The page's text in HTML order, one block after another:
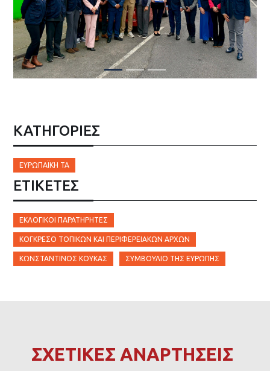
ΚΑΤΗΓΟΡΙΕΣ
ΕΥΡΩΠΑΪΚΉ ΤΑ
ΕΤΙΚΈΤΕΣ
ΕΚΛΟΓΙΚΟΊ ΠΑΡΑΤΗΡΗΤΈΣ
ΚΟΓΚΡΈΣΟ ΤΟΠΙΚΏΝ ΚΑΙ ΠΕΡΙΦΕΡΕΙΑΚΏΝ ΑΡΧΏΝ
ΚΏΝΣΤΑΝΤΊΝΟΣ ΚΟΥΚΆΣ ΣΥΜΒΟΎΛΊΟ ΤΗΣ ΕΥΡΏΠΗΣ
ΣΧΕΤΙΚΕΣ ΑΝΑΡΤΗΣΕΙΣ